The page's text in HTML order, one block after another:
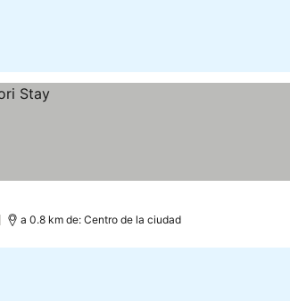
a 0.8 km de: Centro de la ciudad